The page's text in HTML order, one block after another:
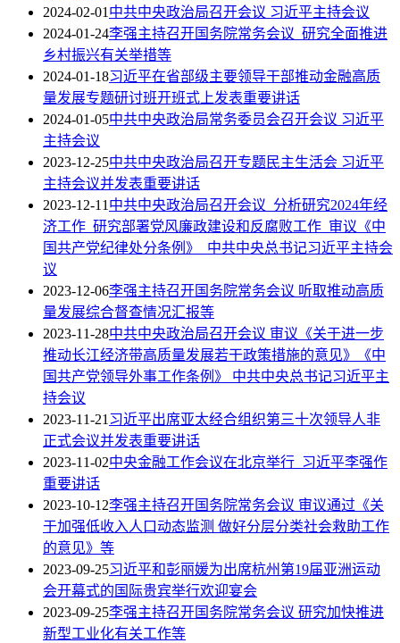
2024-02-01中共中央政治局召开会议 习近平主持会议
2024-01-24李强主持召开国务院常务会议 研究全面推进
乡村振兴有关举措等
2024-01-18习近平在省部级主要领导干部推动金融高质
量发展专题研讨班开班式上发表重要讲话
2024-01-05中共中央政治局常务委员会召开会议 习近平
主持会议
2023-12-25中共中央政治局召开专题民主生活会 习近平
主持会议并发表重要讲话
2023-12-11中共中央政治局召开会议 分析研究2024年经
济工作 研究部署党风廉政建设和反腐败工作 审议《中
国共产党纪律处分条例》 中共中央总书记习近平主持会
议
2023-12-06李强主持召开国务院常务会议 听取推动高质
量发展综合督查情况汇报等
2023-11-28中共中央政治局召开会议 审议《关于进一步
推动长江经济带高质量发展若干政策措施的意见》《中
国共产党领导外事工作条例》 中共中央总书记习近平主
持会议
2023-11-21习近平出席亚太经合组织第三十次领导人非
正式会议并发表重要讲话
2023-11-02中央金融工作会议在北京举行 习近平李强作
重要讲话
2023-10-12李强主持召开国务院常务会议 审议通过《关
于加强低收入人口动态监测 做好分层分类社会救助工作
的意见》等
2023-09-25习近平和彭丽媛为出席杭州第19届亚洲运动
会开幕式的国际贵宾举行欢迎宴会
2023-09-25李强主持召开国务院常务会议 研究加快推进
新型工业化有关工作等